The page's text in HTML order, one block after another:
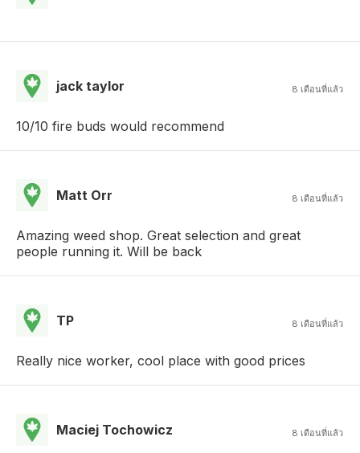
jack taylor 8 เดือนที่แล้ว
10/10 fire buds would recommend
Matt Orr 8 เดือนที่แล้ว
Amazing weed shop. Great selection and great
people running it. Will be back
TP 8 เดือนที่แล้ว
Really nice worker, cool place with good prices
Maciej Tochowicz 8 เดือนที่แล้ว